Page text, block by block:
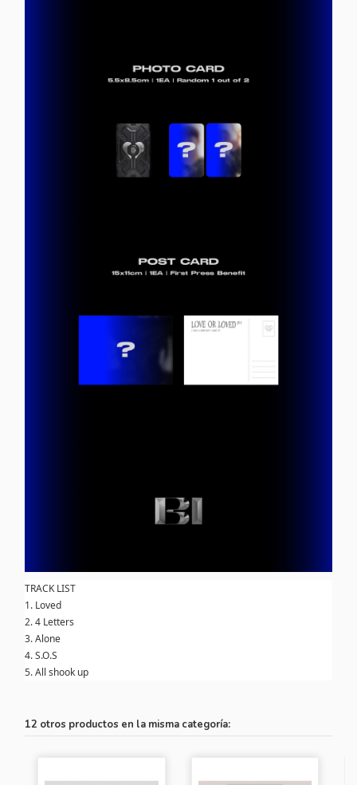
TRACK LIST
1. Loved
2. 4 Letters
3. Alone
4. S.O.S
5. All shook up
12 otros productos en la misma categoría: